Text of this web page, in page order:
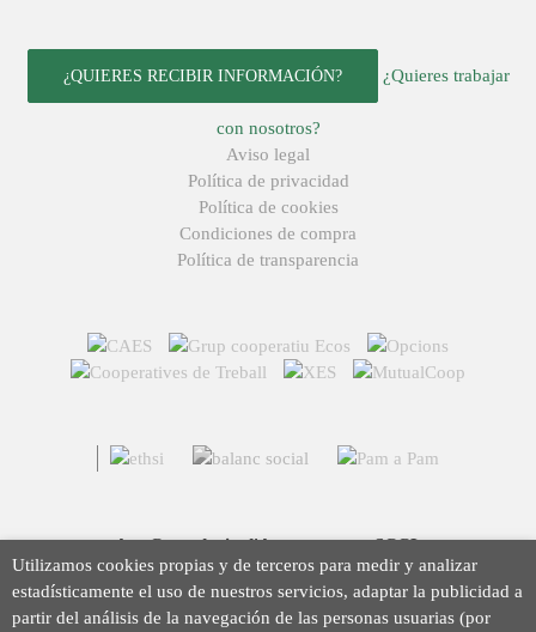
¿QUIERES RECIBIR INFORMACIÓN? ¿Quieres trabajar
con nosotros?
Aviso legal
Política de privacidad
Política de cookies
Condiciones de compra
Política de transparencia
Arç Corredoria d'Assegurances, SCCL
Casp 43, 08010 Barcelona
93 423 46 02
info@arc.coop
Utilizamos cookies propias y de terceros para medir y analizar
estadísticamente el uso de nuestros servicios, adaptar la publicidad a
partir del análisis de la navegación de las personas usuarias (por